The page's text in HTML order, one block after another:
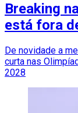
Breaking
está fora
De novidade a
curta nas
2028